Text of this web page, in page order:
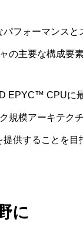
フォーマンス
の主要な構成要
EPYC™ CPUに
規模アーキテク
供することを目
に